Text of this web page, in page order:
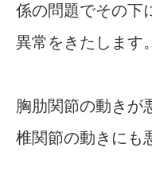
係の問題でその下
異常をきたします。
胸肋関節の動きが
椎関節の動きにも